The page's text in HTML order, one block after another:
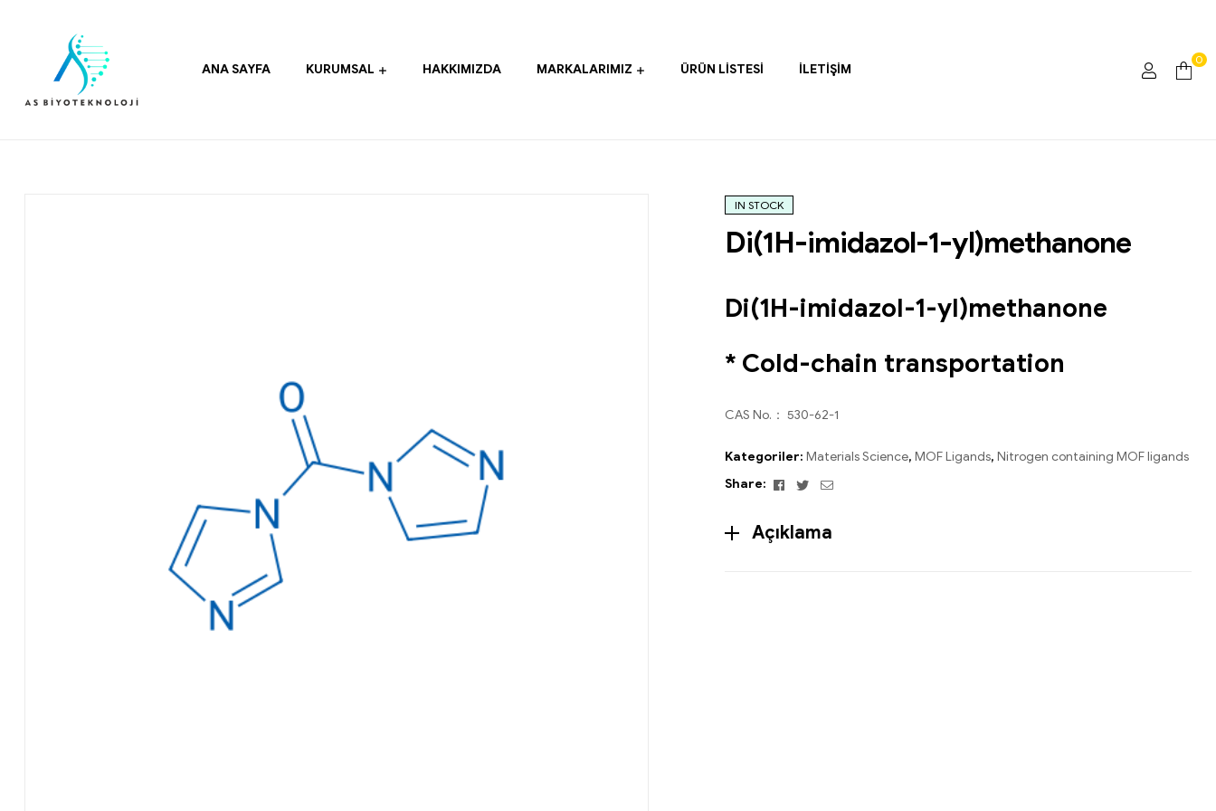
ANA SAYFA KURUMSAL HAKKIMIZDA MARKALARIMIZ ÜRÜN LISTESI İLETIŞIM
0
IN STOCK
Di(1H-imidazol-1-yl)methanone
Di(1H-imidazol-1-yl)methanone
* Cold-chain transportation
CAS No.： 530-62-1
Kategoriler: Materials Science, MOF Ligands, Nitrogen containing MOF ligands
Share:
Facebook
TwitterEmail
Açıklama